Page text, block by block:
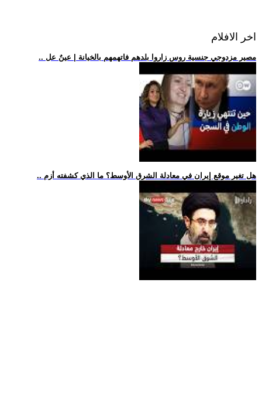
اخر الافلام
.. مصير مزدوجي جنسية روس زاروا بلدهم فاتهمهم بالخيانة | عينٌ عل
.. هل تغير موقع إيران في معادلة الشرق الأوسط؟ ما الذي كشفته أزم